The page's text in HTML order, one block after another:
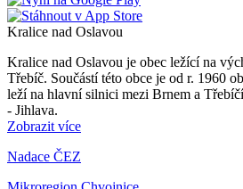
Kralice nad Oslavou
Kralice nad Oslavou je obec ležící na
Třebíč. Součástí této obce je od r. 1960
leží na hlavní silnici mezi Brnem a
- Jihlava.
Zobrazit více
Nadace ČEZ